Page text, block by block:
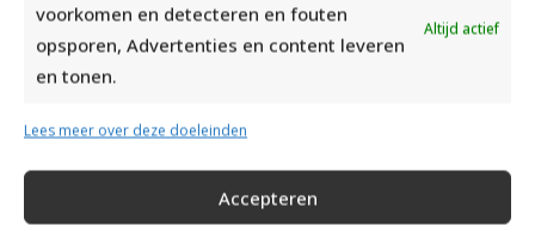
voorkomen en detecteren en fouten
opsporen, Advertenties en content leveren
en tonen.
Altijd actief
Lees meer over deze doeleinden
Accepteren
NOORS BREIEN MET ARNE EN CARLOS